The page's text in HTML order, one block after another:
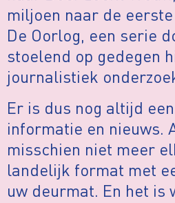
miljoen naar de
De Oorlog, een serie
stoelend op gedegen
journalistiek
Er is dus nog altijd
informatie en nieuws.
misschien niet meer
landelijk format met
uw deurmat. En het is